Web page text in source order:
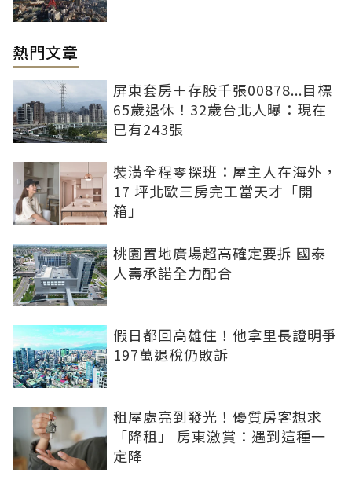
熱門文章
屏東套房＋存股千張00878...目標
65歲退休！32歲台北人曝：現在
已有243張
裝潢全程零探班：屋主人在海外，
17 坪北歐三房完工當天才「開
箱」
桃園置地廣場超高確定要拆 國泰
人壽承諾全力配合
假日都回高雄住！他拿里長證明爭
197萬退稅仍敗訴
租屋處亮到發光！優質房客想求
「降租」 房東激賞：遇到這種一
定降